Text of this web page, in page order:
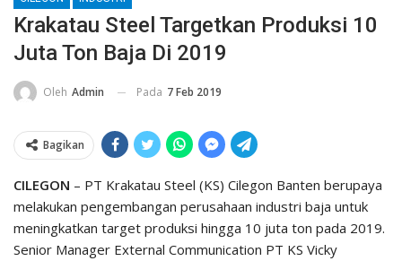
Krakatau Steel Targetkan Produksi 10
Juta Ton Baja Di 2019
Oleh Admin Pada 7 Feb 2019
Bagikan
CILEGON – PT Krakatau Steel (KS) Cilegon Banten berupaya
melakukan pengembangan perusahaan industri baja untuk
meningkatkan target produksi hingga 10 juta ton pada 2019.
Senior Manager External Communication PT KS Vicky